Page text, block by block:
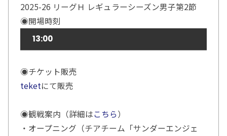
2025-26 リーグＨ レギュラーシーズン男子第2節
◉開場時刻
13:00
◉チケット販売
teketにて販売
◉観戦案内（詳細はこちら）
・オープニング（チアチーム「サンダーエンジェ